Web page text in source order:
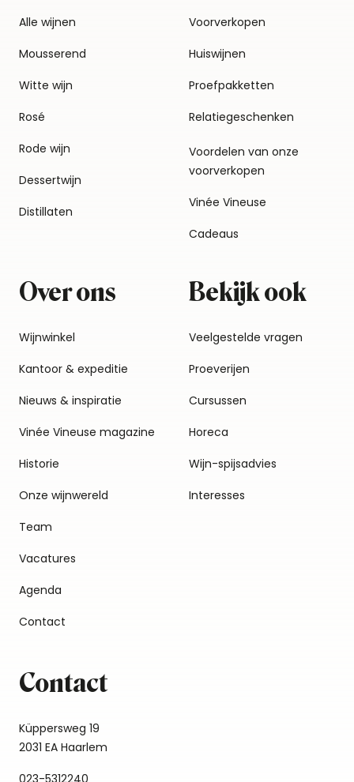
Alle wijnen
Mousserend
Witte wijn
Rosé
Rode wijn
Dessertwijn
Distillaten
Voorverkopen
Huiswijnen
Proefpakketten
Relatiegeschenken
Voordelen van onze
voorverkopen
Vinée Vineuse
Cadeaus
Over ons
Wijnwinkel
Kantoor & expeditie
Nieuws & inspiratie
Vinée Vineuse magazine
Historie
Onze wijnwereld
Team
Vacatures
Agenda
Contact
Bekijk ook
Veelgestelde vragen
Proeverijen
Cursussen
Horeca
Wijn-spijsadvies
Interesses
Contact
Küppersweg 19
2031 EA Haarlem
023-5312240